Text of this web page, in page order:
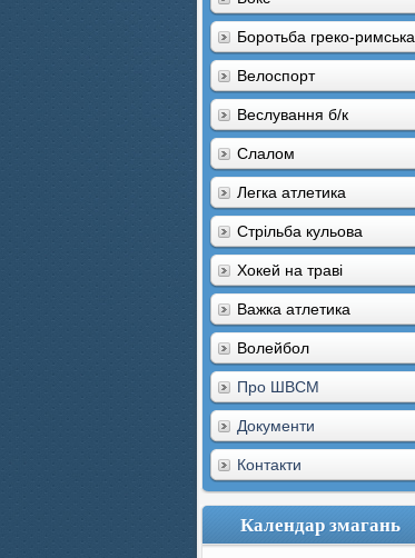
Боротьба греко-римська
Велоспорт
Веслування б/к
Cлалом
Легка атлетика
Стрільба кульова
Хокей на траві
Важка атлетика
Волейбол
Про ШВСМ
Документи
Контакти
Календар змагань